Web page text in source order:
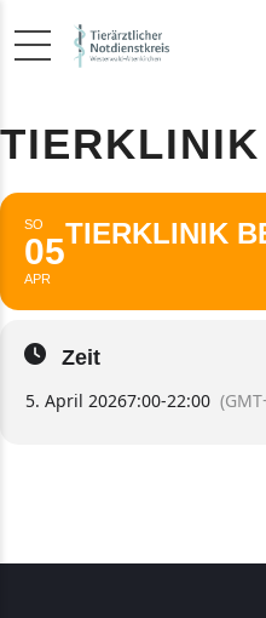
SO
05
APR
TIERKLINIK
Zeit
5. April 20267:00-22:00